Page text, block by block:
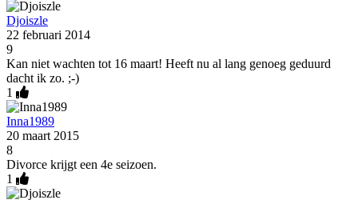
Djoiszle
22 februari 2014
9
Kan niet wachten tot 16 maart! Heeft nu al lang genoeg geduurd
dacht ik zo. ;-)
1
Inna1989
20 maart 2015
8
Divorce krijgt een 4e seizoen.
1